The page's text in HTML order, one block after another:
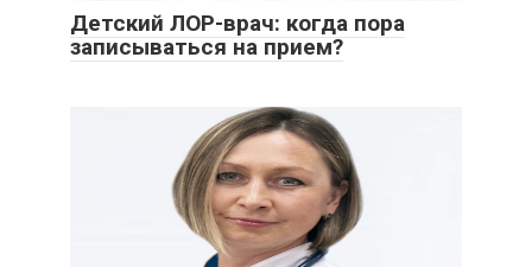
Детский ЛОР-врач: когда пора
записываться на прием?